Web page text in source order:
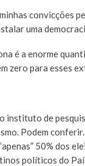
convicções
uma
é a enorme
zero para esses
instituto de
Podem
50% dos
políticos do